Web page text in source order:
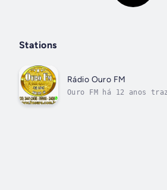
Stations
Rádio Ouro FM
Ouro FM há 12 anos